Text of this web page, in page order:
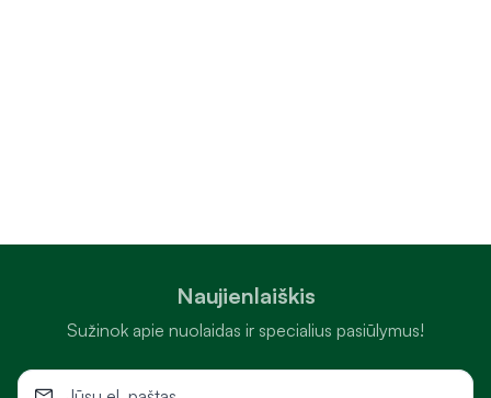
Naujienlaiškis
Sužinok apie nuolaidas ir specialius pasiūlymus!